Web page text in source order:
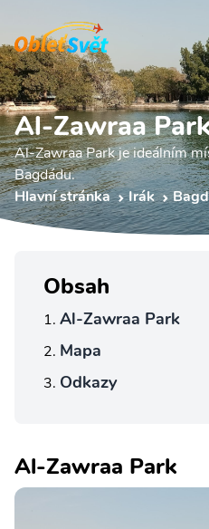
Al-Zawraa
Al-Zawraa Park je ideálním
Bagdádu.
Hlavní stránka
Irák
Obsah
Al-Zawraa Park
Mapa
Odkazy
Al-Zawraa Park